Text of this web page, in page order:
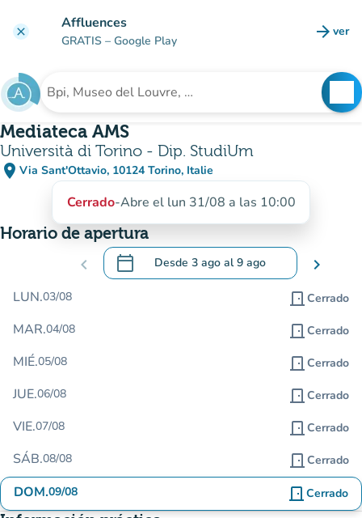
clear Affluences
GRATIS – Google Play arrow_forward ver
Buscar un establecimiento
Mediateca AMS
Università di Torino - Dip. StudiUm
place Via Sant'Ottavio, 10124 Torino, Italie
(abrir en Google Maps)
(nueva pestaña)
Cerrado-Abre el lun 31/08 a las 10:00
Horario de apertura
chevron_left calendar_today Desde 3 ago al9 ago
.Abra el calendario para cambiar las
chevron_right
LUN.03/08 door_front Cerrado
MAR.04/08 door_front Cerrado
MIÉ.05/08 door_front Cerrado
JUE.06/08 door_front Cerrado
VIE.07/08 door_front Cerrado
SÁB.08/08 door_front Cerrado
DOM.09/08 door_front Cerrado